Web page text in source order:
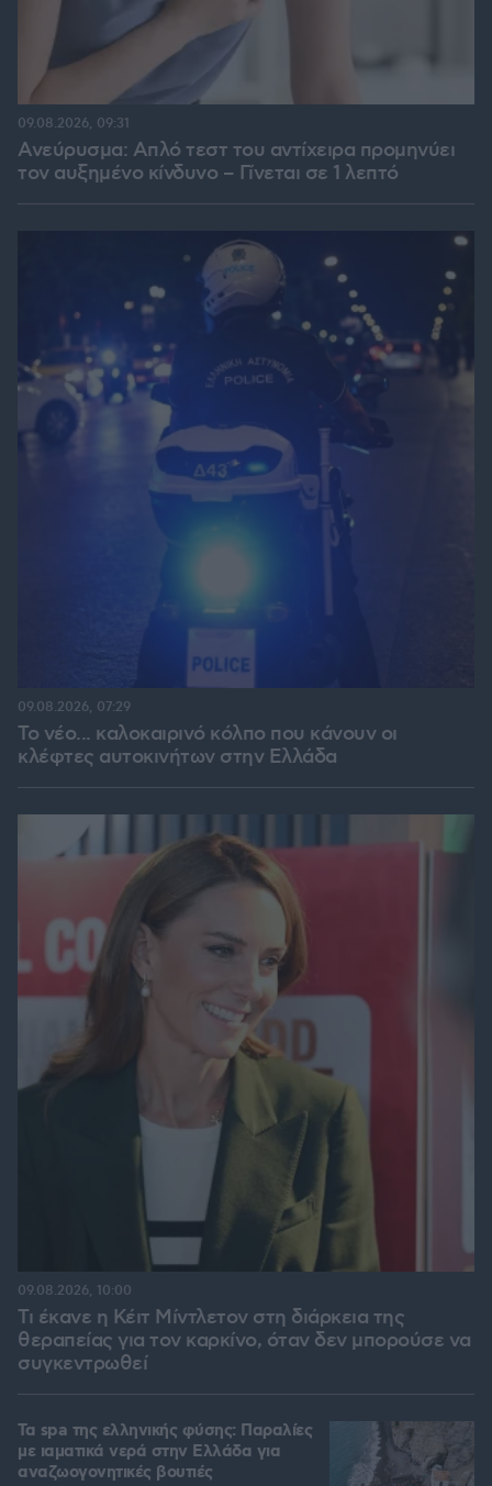
Ανεύρυσμα: Απλό τεστ του αντίχειρα προμηνύει
τον αυξημένο κίνδυνο – Γίνεται σε 1 λεπτό
09.08.2026, 09:31
Το νέο... καλοκαιρινό κόλπο που κάνουν οι
κλέφτες αυτοκινήτων στην Ελλάδα
09.08.2026, 07:29
Τι έκανε η Κέιτ Μίντλετον στη διάρκεια της
θεραπείας για τον καρκίνο, όταν δεν μπορούσε να
συγκεντρωθεί
09.08.2026, 10:00
Τα spa της ελληνικής φύσης: Παραλίες
με ιαματικά νερά στην Ελλάδα για
αναζωογονητικές βουτιές